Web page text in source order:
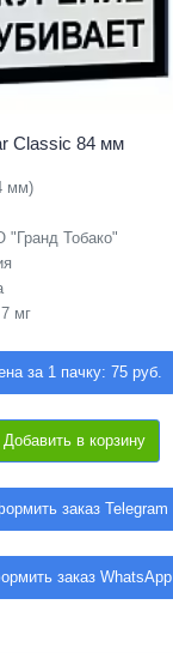
Classic 84 мм
мм)
Тобако"
7 мг
за 1 пачку: 75 руб.
Добавить в корзину
заказ Telegram
заказ WhatsApp